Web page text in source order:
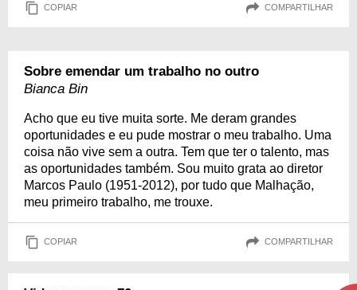
COPIAR COMPARTILHAR
Sobre emendar um trabalho no outro
Bianca Bin
Acho que eu tive muita sorte. Me deram grandes
oportunidades e eu pude mostrar o meu trabalho. Uma
coisa não vive sem a outra. Tem que ter o talento, mas
as oportunidades também. Sou muito grata ao diretor
Marcos Paulo (1951-2012), por tudo que Malhação,
meu primeiro trabalho, me trouxe.
COPIAR COMPARTILHAR